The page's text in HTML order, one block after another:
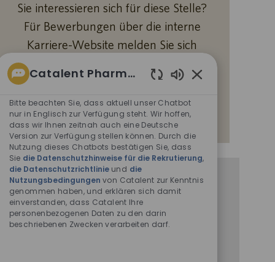
Sie interessieren sich für diese Stelle?
Für Bewerbungen über die interne
Karriere-Website melden Sie sich
Mehr erfahren
Benachrichtigung bei ähnlichen
Stellenangeboten
Durch Übermittlung Ihrer E-Mail-Adresse
Catalent Pharma Solutions
Chatbot-
Sounds
Bitte beachten Sie, dass aktuell unser Chatbot
nur in Englisch zur Verfügung steht. Wir hoffen,
dass wir Ihnen zeitnah auch eine Deutsche
Version zur Verfügung stellen können. Durch die
Nutzung dieses Chatbots bestätigen Sie, dass
Sie die Datenschutzhinweise für die Rekrutierung,
die Datenschutzrichtlinieund die
Nutzungsbedingungen von Catalent zur Kenntnis
genommen haben, und erklären sich damit
einverstanden, dass Catalent Ihre
personenbezogenen Daten zu den darin
beschriebenen Zwecken verarbeiten darf.